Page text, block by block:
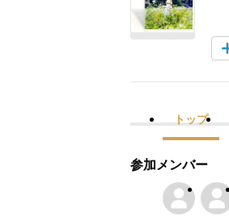
トップ
参加メンバー